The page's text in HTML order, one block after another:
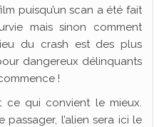
puisqu’un scan a été fait
mais sinon comment
du crash est des plus
dangereux délinquants
!
ce qui convient le mieux.
l’alien sera ici le